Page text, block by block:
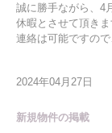
誠に勝手ながら、4
休暇とさせて頂きま
連絡は可能ですの
2024年04月27日
新規物件の掲載